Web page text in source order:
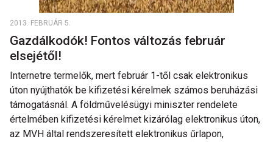
2013. FEBRUÁR 5.
Gazdálkodók! Fontos változás február
elsejétől!
Internetre termelők, mert február 1-től csak elektronikus
úton nyújthatók be kifizetési kérelmek számos beruházási
támogatásnál. A földművelésügyi miniszter rendelete
értelmében kifizetési kérelmet kizárólag elektronikus úton,
az MVH által rendszeresített elektronikus űrlapon,